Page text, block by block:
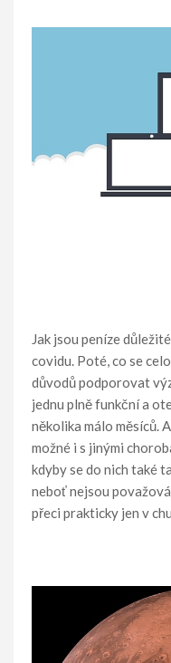
Jak jsou peníze
covidu. Poté, co se
důvodů podporovat
jednu plně funkční a
několika málo měsíců.
možné i s jinými
kdyby se do nich také
neboť nejsou
přeci prakticky jen v